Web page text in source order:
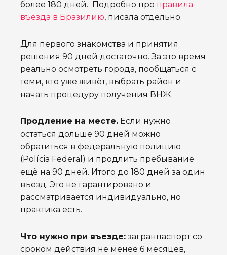
более 180 дней. Подробно про правила
въезда в Бразилию, писала отдельно.
Для первого знакомства и принятия
решения 90 дней достаточно. За это время
реально осмотреть города, пообщаться с
теми, кто уже живёт, выбрать район и
начать процедуру получения ВНЖ.
Продление на месте. Если нужно
остаться дольше 90 дней можно
обратиться в федеральную полицию
(Polícia Federal) и продлить пребывание
ещё на 90 дней. Итого до 180 дней за один
въезд. Это не гарантировано и
рассматривается индивидуально, но
практика есть.
Что нужно при въезде: загранпаспорт со
сроком действия не менее 6 месяцев,